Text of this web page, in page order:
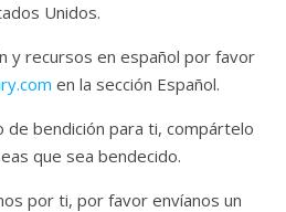
Unidos.
y recursos en español por favor
en la sección Español.
de bendición para ti, compártelo
que sea bendecido.
por ti, por favor envíanos un